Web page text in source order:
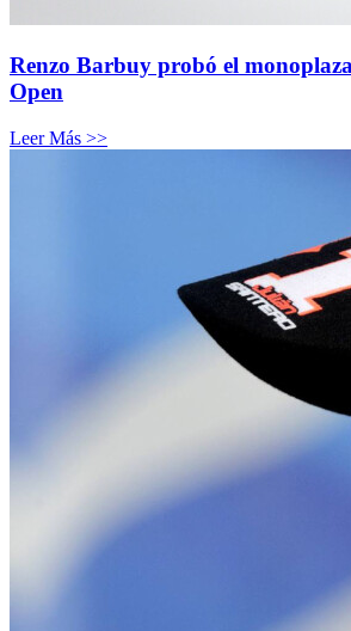
Renzo Barbuy probó el
Open
Leer Más >>